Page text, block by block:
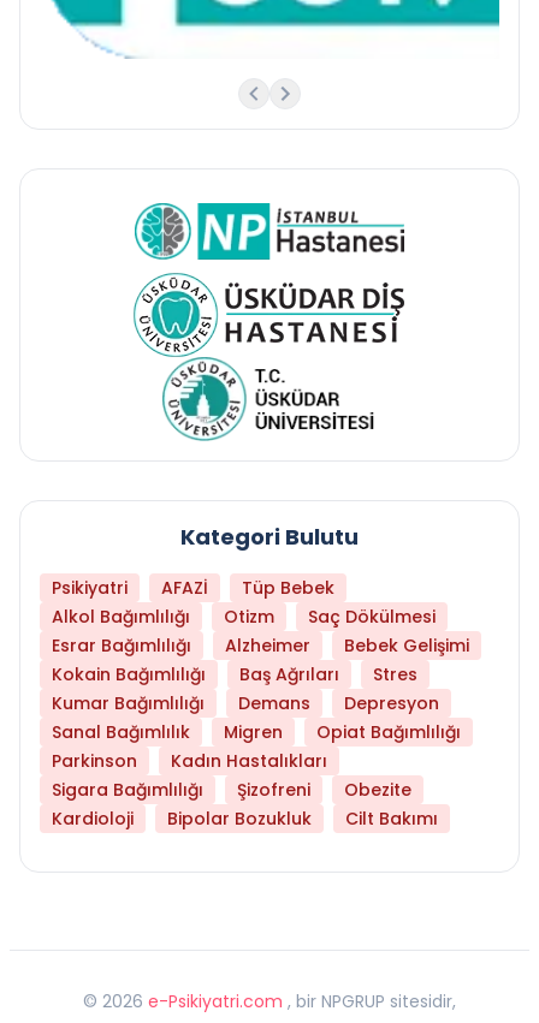
Kategori Bulutu
Psikiyatri AFAZİ
Tüp Bebek
Alkol Bağımlılığı
Otizm
Saç Dökülmesi
Esrar Bağımlılığı
Alzheimer
Bebek Gelişimi
Kokain Bağımlılığı
Baş Ağrıları
Stres
Kumar Bağımlılığı
Demans
Depresyon
Sanal Bağımlılık
Migren
Opiat Bağımlılığı
Parkinson
Kadın Hastalıkları
Sigara Bağımlılığı
Şizofreni
Obezite
Kardioloji
Bipolar Bozukluk Cilt Bakımı
© 2026 e-Psikiyatri.com , bir NPGRUP sitesidir,